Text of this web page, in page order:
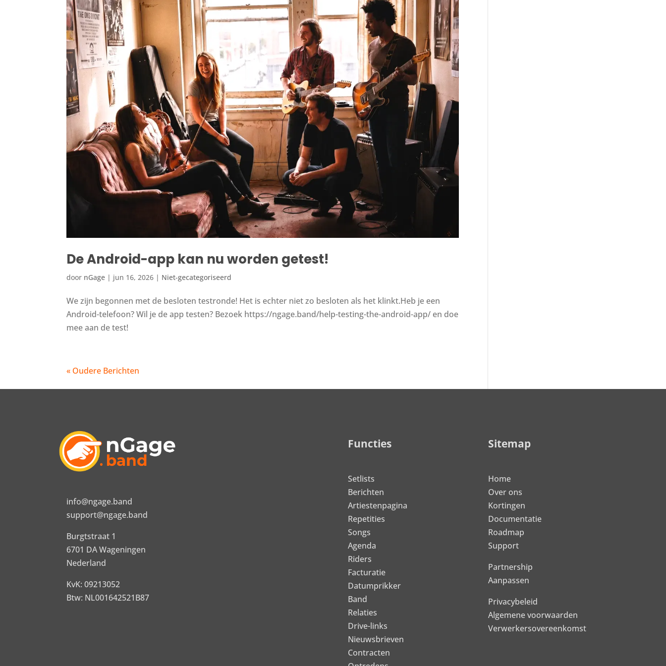
De Android-app kan nu worden getest!
door nGage | jun 16, 2026 | Niet-gecategoriseerd
We zijn begonnen met de besloten testronde! Het is echter niet zo besloten als het klinkt.Heb je een
Android-telefoon? Wil je de app testen? Bezoek https://ngage.band/help-testing-the-android-app/ en doe
mee aan de test!
« Oudere Berichten
info@ngage.band
support@ngage.band
Burgtstraat 1
6701 DA Wageningen
Nederland
KvK: 09213052
Btw: NL001642521B87
Functies
Setlists
Berichten
Artiestenpagina
Repetities
Songs
Agenda
Riders
Facturatie
Datumprikker
Band
Relaties
Drive-links
Nieuwsbrieven
Contracten
Sitemap
Home
Over ons
Kortingen
Documentatie
Roadmap
Support
Partnership
Aanpassen
Privacybeleid
Algemene voorwaarden
Verwerkersovereenkomst